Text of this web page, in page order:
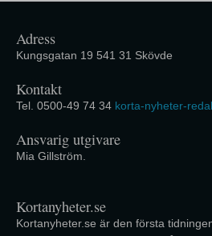
Adress
Kungsgatan 19 541 31 Skövde
Kontakt
Tel. 0500-49 74 34 korta-nyheter-
Ansvarig utgivare
Mia Gillström.
Kortanyheter.se
Kortanyheter.se är den första